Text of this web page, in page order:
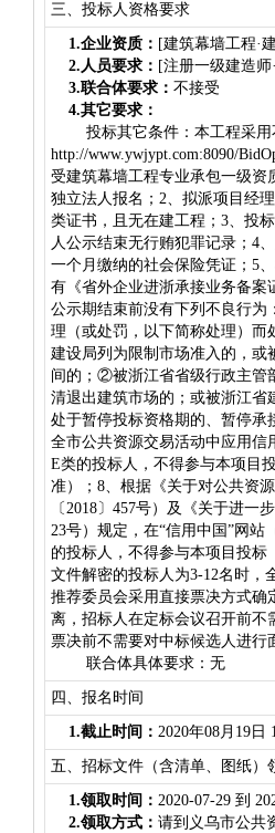
三、投标人资格要求
1.企业资质： [建筑幕墙工程·
2.人员要求： [注册一级建造
3.联合体要求： 不接受
4.其它要求：
投标其它条件： 本工程采
http://www.ywjypt.com:8090/
受建筑幕墙工程专业承包一级资
独立法人报名；2、拟派项目经
类证书，且无在建工程；3、投
人公示结束无行贿犯罪记录；4
一个月缴纳的社会保险凭证；5
有《省外企业进浙承接业务备案
公示期结束前没有下列不良行
理（或处罚，以下简称处理）而
建设局列为限制市场准入的，或
间的；②被浙江省省级行政主管
清退出建筑市场的；或被浙江
处于暂停投标资格期的、暂停承
全市公共资源交易活动中应用信
E类的投标人，不得参与本项目
准）；8、根据《关于对公共资
〔2018〕457号）及《关于进
23号）规定，在“信用中国”网站
的投标人，不得参与本项目投
文件解密的投标人为3-12名时，
推荐委员会采用直接票决方式确
离，招标人在定标会议召开前不
票决前不需要对中标候选人进行
联合体具体要求： 无
四、报名时间
1.截止时间： 2020年08月19日
五、招标文件（含清单、图纸）
1.领取时间： 2020-07-29 到
2.领取方式： 请到义乌市公共